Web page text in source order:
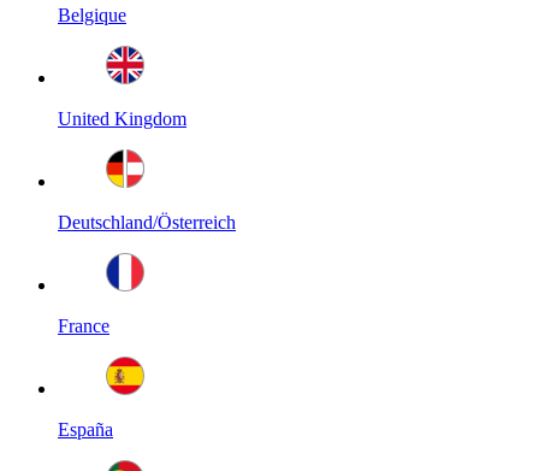
Belgique
United Kingdom
Deutschland/Österreich
France
España